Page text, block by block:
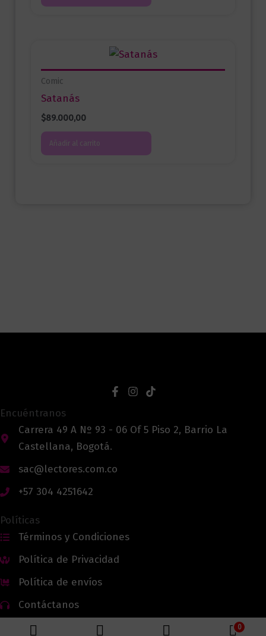
Comic
Satanás
$89.000,00
Añadir al carrito
Encuéntranos
Carrera 49 A Nº 93 - 06 Of 5 Piso 2, Barrio La
Castellana, Bogotá.
sac@lectores.com.co
+57 304 4251642
Políticas
Términos y Condiciones
Política de Privacidad
Política de envíos
Contáctanos
0